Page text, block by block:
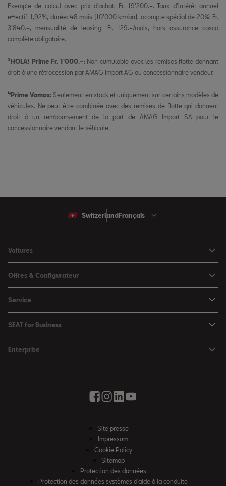
Exemple de calcul avec prix d’achat: Fr. 19’200.–. Taux d’intérêt annuel
effectif: 1,92%, durée: 48 mois (10’000 km/an), acompte spécial de 20%: Fr.
3’840.–, mensualité de leasing: Fr. 129.–/mois, hors assurance casco
complète obligatoire.
3HOLA! Prime Fr. 1'000.–:Non cumulable avec les remises flotte donnant
droit à une rétrocession par AMAG Import AG au concessionnaire vendeur.
4Prime Vamos: Seulement en stock et uniquement sur certains modèles de
véhicules. Ne peut être combinée avec des remises de flotte qui donnent
droit à un remboursement de la part de AMAG Import SA pour le
concessionnaire vendant le véhicule.
SwitzerlandFrançais
Voitures
Leon
Leon Sportstourer
Ateca
Offres & Configurateur
Catalogues & les listes de prix
SEAT Occasion Plus
Boutique d'accessoires
Service
Accessoires automobiles
SEAT for Business
Enterprise
Vous faire avancer avec SEAT
Loi sur l’esclavage moderne
Site presse
Impressum
Cookie Policy
Sitemap
Protection des données
Protection des données systèmes d'aide à la conduite